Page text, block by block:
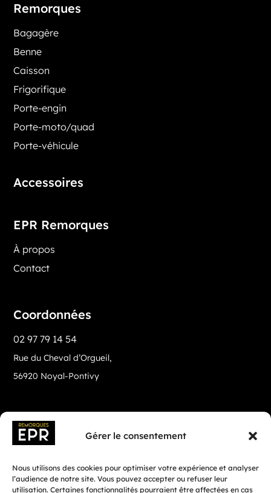
Gérer le consentement
Nous utilisons des cookies pour optimiser votre expérience et analyser
l’audience de notre site. Vous pouvez accepter ou refuser leur
utilisation. Certaines fonctionnalités pourraient être affectées en cas
Remorques
Bagagère
Benne
Caisson
Frigorifique
Porte-engin
Porte-moto/quad
Porte-véhicule
Accessoires
EPR Remorques
À propos
Contact
Coordonnées
02 97 79 14 54
Rue du Cheval d’Orgueil,
56920 Noyal-Pontivy